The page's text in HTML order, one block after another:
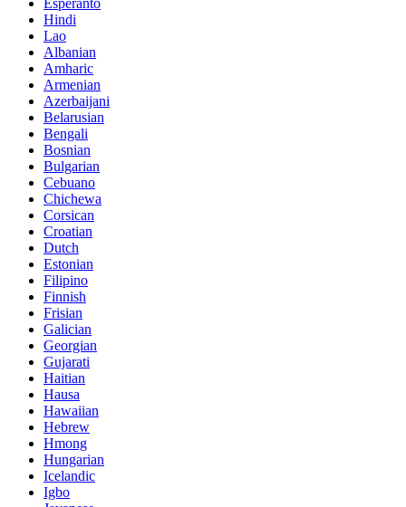
Hindi
Lao
Albanian
Amharic
Armenian
Azerbaijani
Belarusian
Bengali
Bosnian
Bulgarian
Cebuano
Chichewa
Corsican
Croatian
Dutch
Estonian
Filipino
Finnish
Frisian
Galician
Georgian
Gujarati
Haitian
Hausa
Hawaiian
Hebrew
Hmong
Hungarian
Icelandic
Igbo